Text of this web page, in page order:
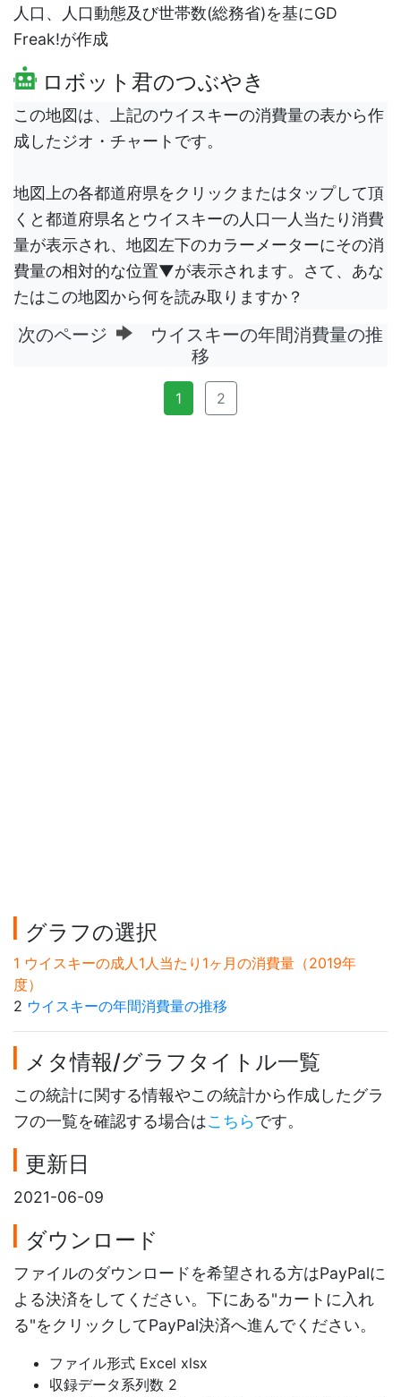
人口、人口動態及び世帯数(総務省)を基にGD
Freak!が作成
ロボット君のつぶやき
この地図は、上記のウイスキーの消費量の表から作
成したジオ・チャートです。
地図上の各都道府県をクリックまたはタップして頂
くと都道府県名とウイスキーの人口一人当たり消費
量が表示され、地図左下のカラーメーターにその消
費量の相対的な位置▼が表示されます。さて、あな
たはこの地図から何を読み取りますか？
次のページ
ウイスキーの年間消費量の推
移
1 2
グラフの選択
1 ウイスキーの成人1人当たり1ヶ月の消費量（2019年
度）
2 ウイスキーの年間消費量の推移
メタ情報/グラフタイトル一覧
この統計に関する情報やこの統計から作成したグラ
フの一覧を確認する場合はこちらです。
更新日
2021-06-09
ダウンロード
ファイルのダウンロードを希望される方はPayPalに
よる決済をしてください。下にある"カートに入れ
る"をクリックしてPayPal決済へ進んでください。
ファイル形式 Excel xlsx
収録データ系列数 2